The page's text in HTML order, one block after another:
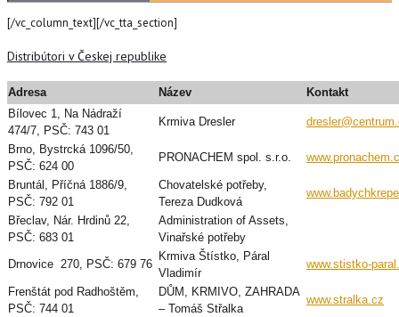
[/vc_column_text][/vc_tta_section]
Distribútori v Českej republike
Adresa Název
Kontakt
Bílovec 1, Na Nádraží
474/7, PSČ: 743 01
Krmiva Dresler
Brno, Bystrcká 1096/50,
PSČ: 624 00
PRONACHEM spol. s.r.o.
Bruntál, Příčná 1886/9,
PSČ: 792 01
Chovatelské potřeby,
Tereza Dudková
Břeclav, Nár. Hrdinů 22,
PSČ: 683 01
Administration of Assets,
Vinařské potřeby
Drnovice 270, PSČ: 679 76
Krmiva Štístko, Páral
Vladimír
www.stistko-
Frenštát pod Radhoštěm,
PSČ: 744 01
DŮM, KRMIVO, ZAHRADA
– Tomáš Střalka
www.stralka.cz